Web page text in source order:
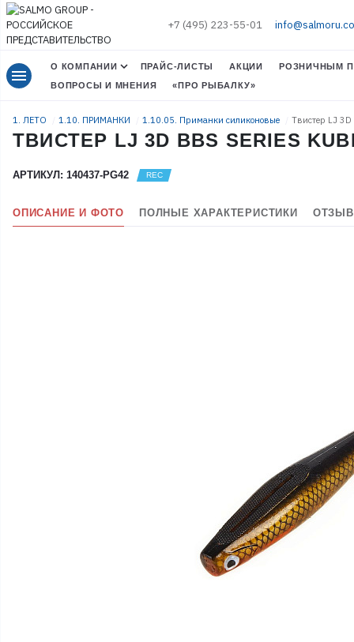
+7 (495) 223-55-01
menu О КОМПАНИИ ПРАЙС-ЛИСТЫ АКЦИИ
РОЗНИЧНЫМ
ВОПРОСЫ И МНЕНИЯ
«ПРО РЫБАЛКУ»
1. ЛЕТО 1.10. ПРИМАНКИ 1.10.05. Приманки силиконовые Твистер LJ
ТВИСТЕР LJ 3D BBS SERIES
АРТИКУЛ: 140437-PG42
ОПИСАНИЕ И ФОТО ПОЛНЫЕ ХАРАКТЕРИСТИКИ